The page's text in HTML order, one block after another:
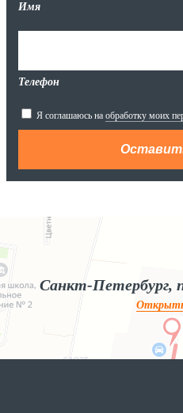
Имя
Телефон
Я соглашаюсь на обработку моих
Яндекс.Карты
Яндекс.Карты — поиск мест и адресов,
Санкт-Петербург,